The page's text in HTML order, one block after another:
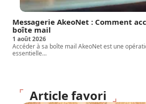
Messagerie AkeoNet : Comment
boîte mail
1 août 2026
Accéder à sa boîte mail AkeoNet est une
essentielle…
Article favori